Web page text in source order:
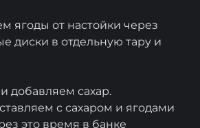
ягоды от настойки через
диски в отдельную тару и
добавляем сахар.
с сахаром и ягодами
это время в банке